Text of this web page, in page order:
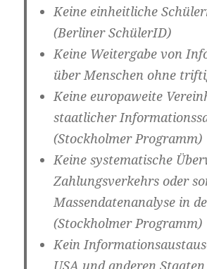
Keine einheitliche
(Berliner SchülerID)
Keine Weitergabe von
über Menschen ohne
Keine europaweite
staatlicher
(Stockholmer Programm)
Keine systematische
Zahlungsverkehrs oder
Massendatenanalyse in
(Stockholmer Programm)
Kein